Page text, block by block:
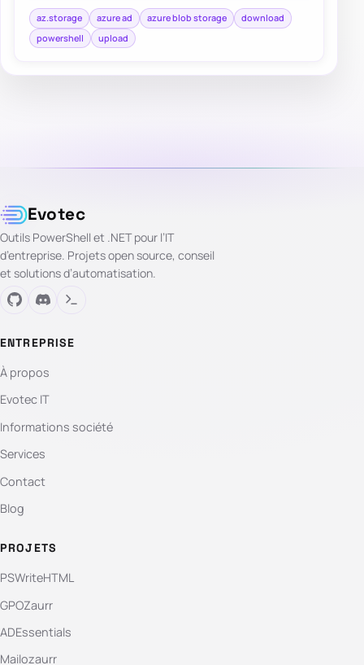
az.storage azure ad azure blob storage
download
powershell
upload
Evotec
Outils PowerShell et .NET pour l’IT
d’entreprise. Projets open source, conseil
et solutions d’automatisation.
ENTREPRISE
À propos
Evotec IT
Informations société
Services
Contact
Blog
PROJETS
PSWriteHTML
GPOZaurr
ADEssentials
Mailozaurr